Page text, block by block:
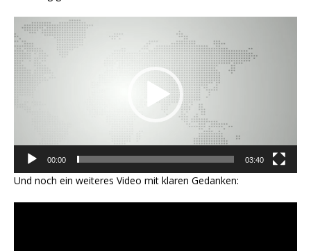
Video-
Player
00:00 03:40
Und noch ein weiteres Video mit klaren Gedanken: